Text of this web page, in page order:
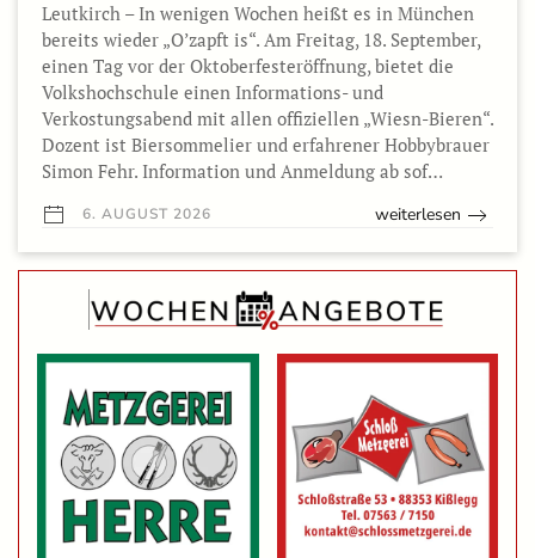
Leutkirch – In wenigen Wochen heißt es in München
bereits wieder „O’zapft is“. Am Freitag, 18. September,
einen Tag vor der Oktoberfesteröffnung, bietet die
Volkshochschule einen Informations- und
Verkostungsabend mit allen offiziellen „Wiesn-Bieren“.
Dozent ist Biersommelier und erfahrener Hobbybrauer
Simon Fehr. Information und Anmeldung ab sof…
6. AUGUST 2026 weiterlesen